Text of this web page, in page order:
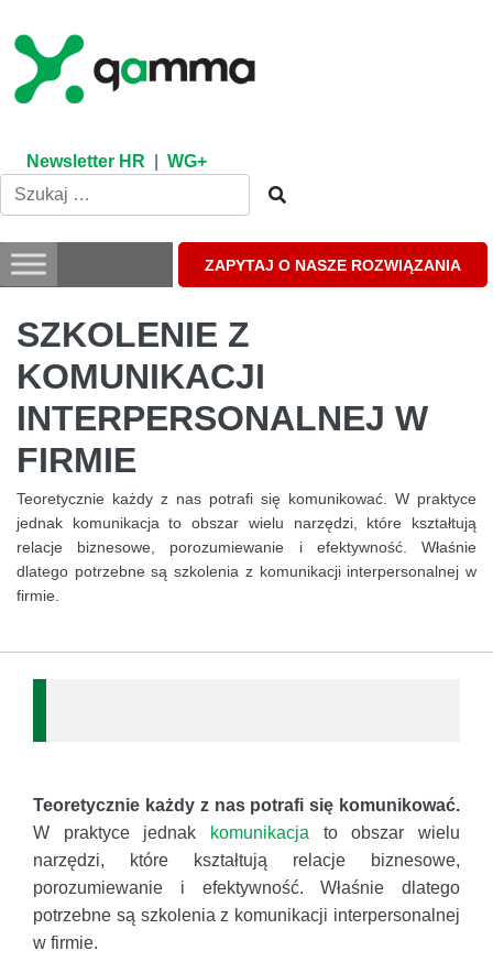
content
Newsletter HR WG+
ZAPYTAJ O NASZE ROZWIĄZANIA
SZKOLENIE Z
KOMUNIKACJI
INTERPERSONALNEJ W
FIRMIE
Teoretycznie każdy z nas potrafi się komunikować. W praktyce
jednak komunikacja to obszar wielu narzędzi, które kształtują
relacje biznesowe, porozumiewanie i efektywność. Właśnie
dlatego potrzebne są szkolenia z komunikacji interpersonalnej w
firmie.
Teoretycznie każdy z nas potrafi się komunikować.
W praktyce jednak
komunikacja to obszar wielu
narzędzi, które kształtują relacje biznesowe,
porozumiewanie i efektywność. Właśnie dlatego
potrzebne są szkolenia z komunikacji interpersonalnej
w firmie.